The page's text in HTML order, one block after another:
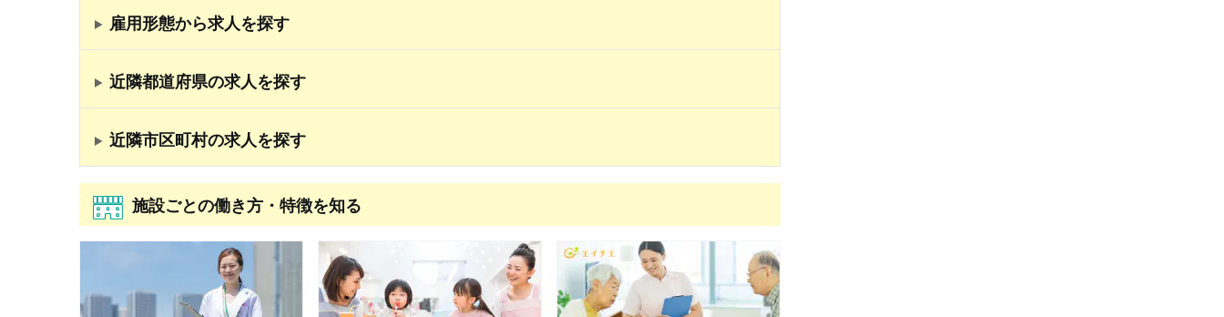
雇用形態から求人を探す
近隣都道府県の求人を探す
近隣市区町村の求人を探す
施設ごとの働き方・特徴を知る